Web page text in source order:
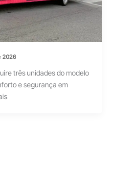
2026
três unidades do modelo
e segurança em